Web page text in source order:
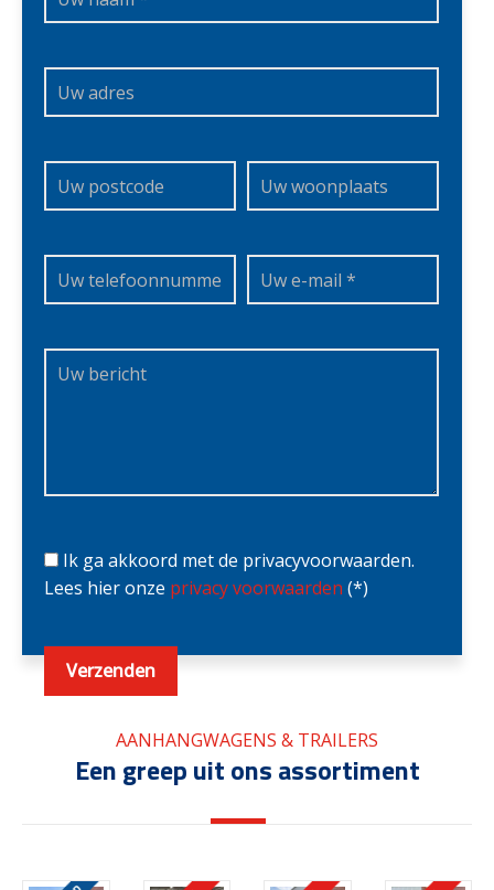
Ik ga akkoord met de privacyvoorwaarden.
Lees hier onze privacy voorwaarden (*)
AANHANGWAGENS & TRAILERS
Een greep uit ons assortiment